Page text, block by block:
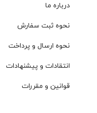
درباره ما
نحوه ثبت سفارش
نحوه ارسال و پرداخت
انتقادات و پیشنهادات
قوانین و مقررات